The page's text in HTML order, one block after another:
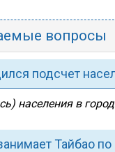
вопросы
подсчет
населения в
Тайбао